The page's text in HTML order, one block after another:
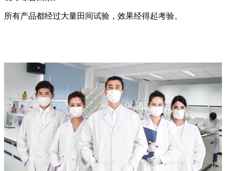
所有产品都经过大量田间试验，效果经得起考验。